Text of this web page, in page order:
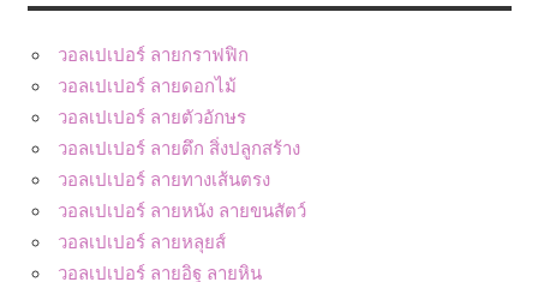
วอลเปเปอร์ ลายกราฟฟิก
วอลเปเปอร์ ลายดอกไม้
วอลเปเปอร์ ลายตัวอักษร
วอลเปเปอร์ ลายตึก สิ่งปลูกสร้าง
วอลเปเปอร์ ลายทางเส้นตรง
วอลเปเปอร์ ลายหนัง ลายขนสัตว์
วอลเปเปอร์ ลายหลุยส์
วอลเปเปอร์ ลายอิฐ ลายหิน